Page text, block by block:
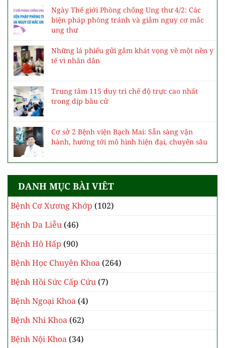
Ngày Thế giới Phòng chống Ung thư 4/2: Các
biện pháp phòng tránh và giảm nguy cơ mắc
ung thư
Những lá phiếu gửi gắm khát vọng về một nền y
tế vì nhân dân
Trung tâm 115 duy trì chế độ trực cao nhất
trong dịp bầu cử
Cơ sở 2 Bệnh viện Bạch Mai: Sẵn sàng vận
hành, hướng tới mô hình hiện đại, chuyên sâu
DANH MỤC BÀI VIÊT
Bệnh Cơ Xương Khớp (102)
Bệnh Da Liễu (46)
Bệnh Hô Hấp (90)
Bệnh Học Chuyên Khoa (264)
Bệnh Hồi Sức Cấp Cứu (7)
Bệnh Ngoại Khoa (4)
Bệnh Nhi Khoa (62)
Bệnh Nội Khoa (34)